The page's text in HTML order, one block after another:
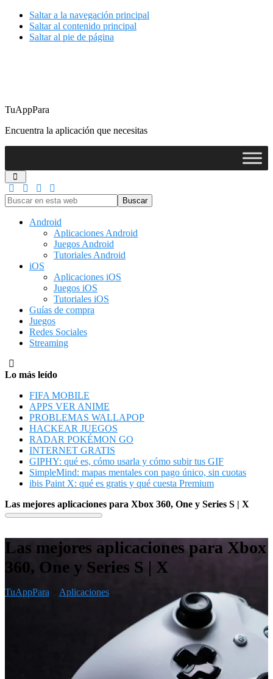
Saltar a la navegación principal
Saltar al contenido principal
Saltar al pie de página
TuAppPara
Encuentra la aplicación que necesitas
Buscar
en
Android
Aplicaciones Android
Juegos Android
Tutoriales Android
iOS
Aplicaciones iOS
Juegos iOS
Tutoriales iOS
Guías de compra
Juegos
Redes Sociales
Streaming
Lo más leído
FIFA MOBILE
APPS VER ANIME
PROBLEMAS WALLAPOP
HACKEAR JUEGOS
RADAR POKÉMON GO
INTERNET GRATIS
GIPHY: qué es, cómo usarla y cómo subir tus GIF
SimpleMind: mapas mentales con pago único, sin cuotas
ibis Paint X: qué es gratis y qué cuesta Premium
Las mejores aplicaciones para Xbox 360, One y Series S | X
Las mejores aplicaciones para Xbox
360, One y Series S | X
TuAppPara > Aplicaciones